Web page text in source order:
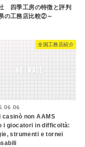
四季工房の特徴と評判
の工務店比較②～
全国工務店紹介
casinò non AAMS
i giocatori in difficoltà:
strumenti e tornei